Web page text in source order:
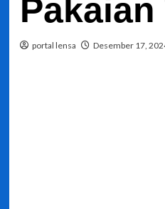
portal lensa Desember 17,